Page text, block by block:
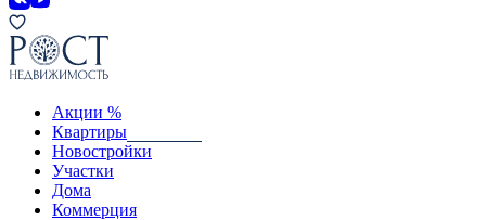
Акции %
Квартиры
Новостройки
Участки
Дома
Коммерция